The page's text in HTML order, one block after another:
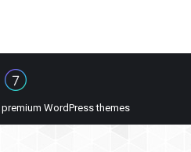
premium WordPress themes